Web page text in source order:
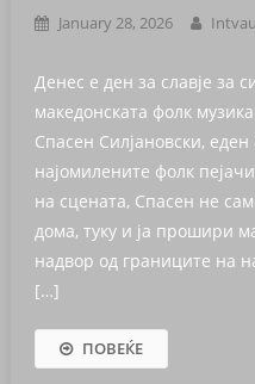
January 28, 2026
Денес е ден за славје за
македонската фолк
Спасен Силјановски,
најомилените фолк
на сцената, Спасен не
дома, туку и ја прошири
надвор од границите на
[…]
ПОВЕЌЕ